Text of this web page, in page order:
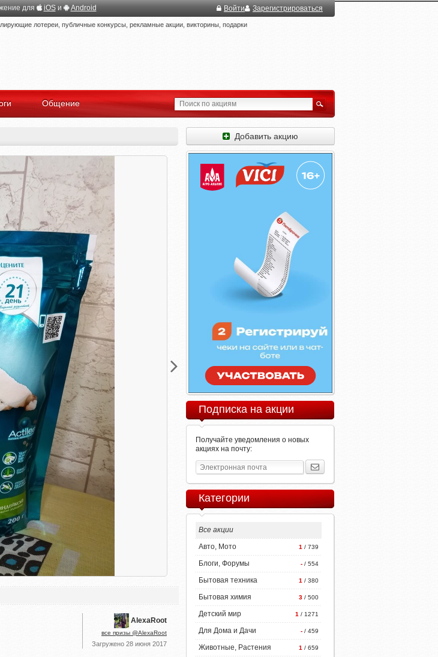
для iOSи Android Войти Зарегистрироваться
лотереи, публичные конкурсы, рекламные акции, викторины, подарки
Общение
AlexaRoot
все призы @AlexaRoot
Загружено 28 июня 2017
Добавить акцию
Подписка на акции
Получайте уведомления о новых
акциях на почту:
Категории
Все акции
1 / 739
Авто, Мото
- / 554
Блоги, Форумы
1 / 380
Бытовая техника
3 / 500
Бытовая химия
1 / 1271
Детский мир
- / 459
Для Дома и Дачи
1 / 659
Животные, Растения